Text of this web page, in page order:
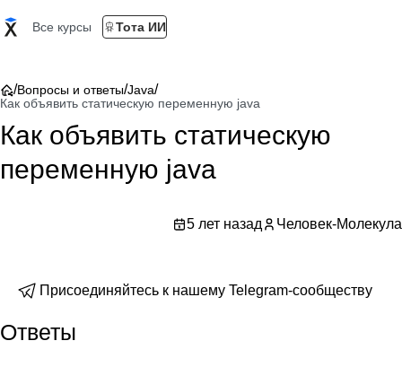
Все курсы Тота ИИ
/Вопросы и ответы/Java/
Как объявить статическую переменную java
Как объявить статическую
переменную java
5 лет назад Человек-Молекула
Присоединяйтесь к нашему Telegram-сообществу
Ответы